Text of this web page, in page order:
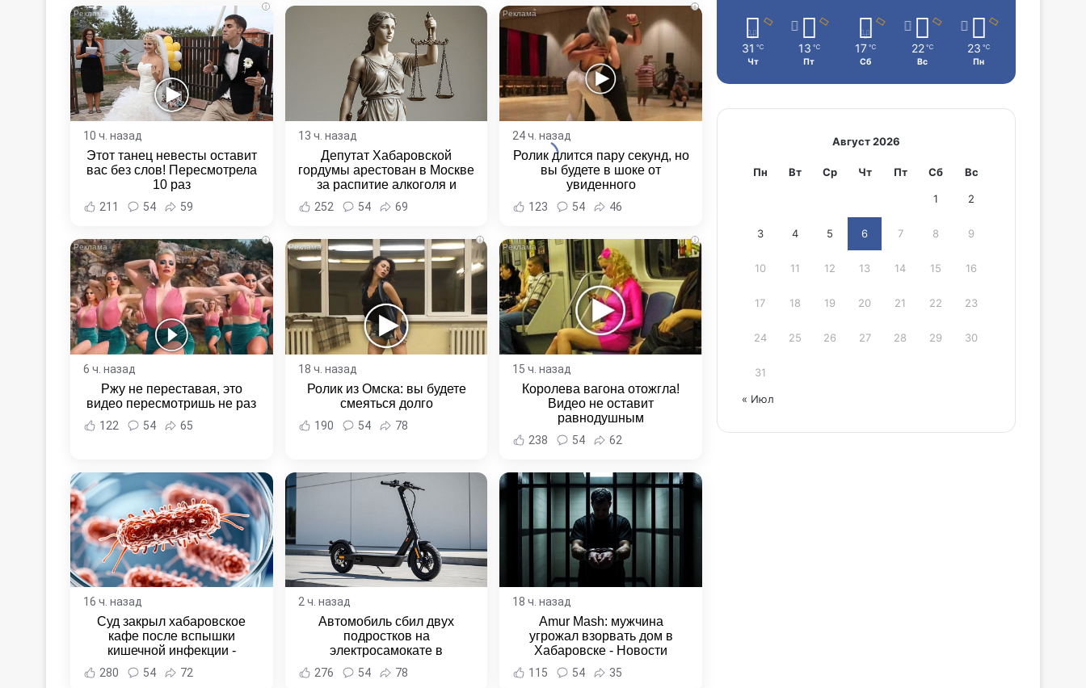
i
10 ч. назад
Этот танец невесты оставит
вас без слов! Пересмотрела
10 раз
211 54 59
13 ч. назад
Депутат Хабаровской
гордумы арестован в Москве
за распитие алкоголя и
неповиновение полиции -
Новости Хабаровска и
252 54 69
i
24 ч. назад
Ролик длится пару секунд, но
вы будете в шоке от
увиденного
123 54 46
i
6 ч. назад
Ржу не переставая, это
видео пересмотришь не раз
122 54 65
i
18 ч. назад
Ролик из Омска: вы будете
смеяться долго
190 54 78
i
15 ч. назад
Королева вагона отожгла!
Видео не оставит
равнодушным
238 54 62
16 ч. назад
Суд закрыл хабаровское
кафе после вспышки
кишечной инфекции -
Новости Хабаровска и
Хабаровского края
280 54 72
2 ч. назад
Автомобиль сбил двух
подростков на
электросамокате в
Комсомольске-на-Амуре -
Новости Хабаровска и
276 54 78
18 ч. назад
Amur Mash: мужчина
угрожал взорвать дом в
Хабаровске - Новости
Хабаровска и Хабаровского
края
115 54 35
31 ℃
Чт
13 ℃
Пт
17 ℃
Сб
22 ℃
Вс
23 ℃
Пн
Август 2026
Пн Вт Ср Чт Пт Сб Вс
1 2
3 4 5 6 7 8 9
10 11 12 13 14 15 16
17 18 19 20 21 22 23
24 25 26 27 28 29 30
31
« Июл